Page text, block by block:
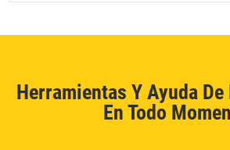
Herramientas Y Ayuda
En Todo